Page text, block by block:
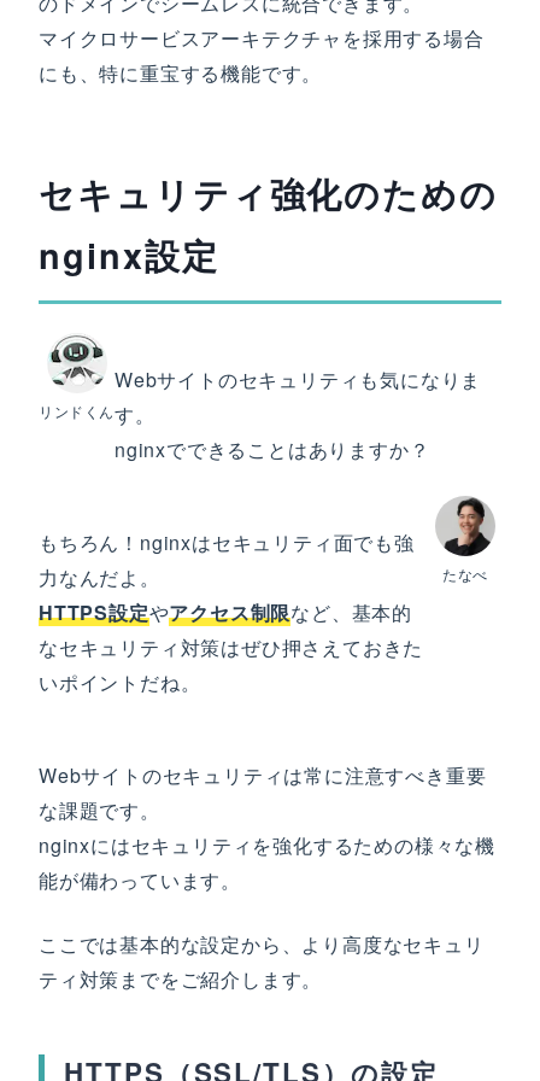
マイクロサービスアーキテクチャを採用する場合
にも、特に重宝する機能です。
セキュリティ強化のための
nginx設定
リンドくん
Webサイトのセキュリティも気になりま
す。
nginxでできることはありますか？
たなべ
もちろん！nginxはセキュリティ面でも強
力なんだよ。
HTTPS設定やアクセス制限など、基本的
なセキュリティ対策はぜひ押さえておきた
いポイントだね。
Webサイトのセキュリティは常に注意すべき重要
な課題です。
nginxにはセキュリティを強化するための様々な機
能が備わっています。
ここでは基本的な設定から、より高度なセキュリ
ティ対策までをご紹介します。
HTTPS（SSL/TLS）の設定